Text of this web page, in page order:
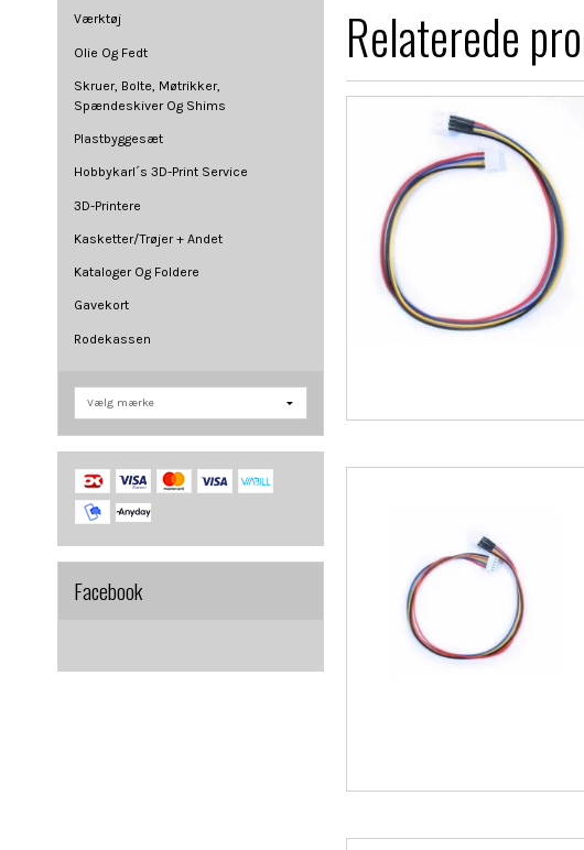
Værktøj
Olie Og Fedt
Skruer, Bolte, Møtrikker,
Spændeskiver Og Shims
Plastbyggesæt
Hobbykarl´s 3D-Print Service
3D-Printere
Kasketter/Trøjer + Andet
Kataloger Og Foldere
Gavekort
Rodekassen
Facebook
Relaterede